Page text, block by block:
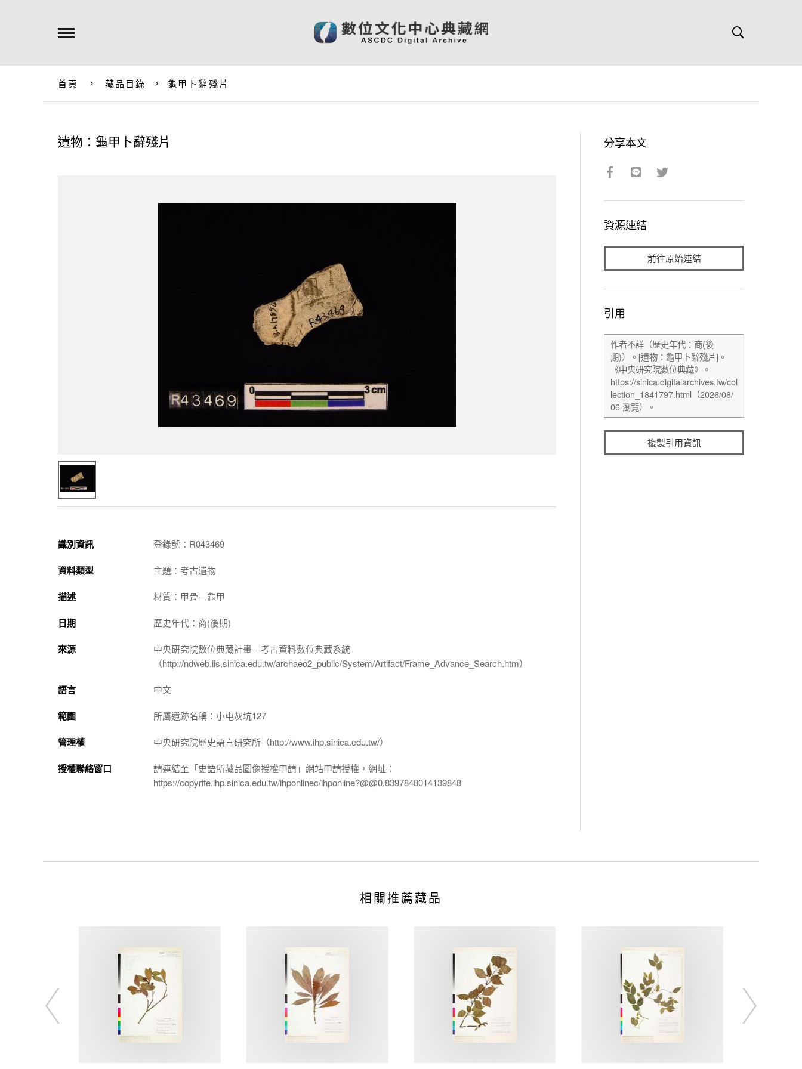
首頁 藏品目錄 龜甲卜辭殘片
遺物：龜甲卜辭殘片
識別資訊 登錄號：R043469
資料類型 主題：考古遺物
描述 材質：甲骨－龜甲
日期 歷史年代：商(後期)
來源
中央研究院數位典藏計畫---考古資料數位典藏系統
（http://ndweb.iis.sinica.edu.tw/archaeo2_public/System/Artifact/Frame_Advance_Search.htm）
語言 中文
範圍 所屬遺跡名稱：小屯灰坑127
管理權 中央研究院歷史語言研究所（http://www.ihp.sinica.edu.tw/）
授權聯絡窗口
請連結至「史語所藏品圖像授權申請」網站申請授權，網址：
https://copyrite.ihp.sinica.edu.tw/ihponlinec/ihponline?@@0.8397848014139848
分享本文
資源連結
前往原始連結
引用
複製引用資訊
相關推薦藏品